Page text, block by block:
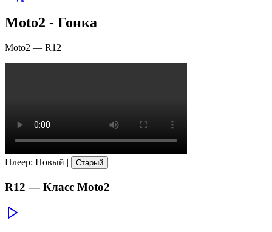
Moto2 - Гонка
Moto2 — R12
Плеер: Новый | Старый
R12 — Класс Moto2